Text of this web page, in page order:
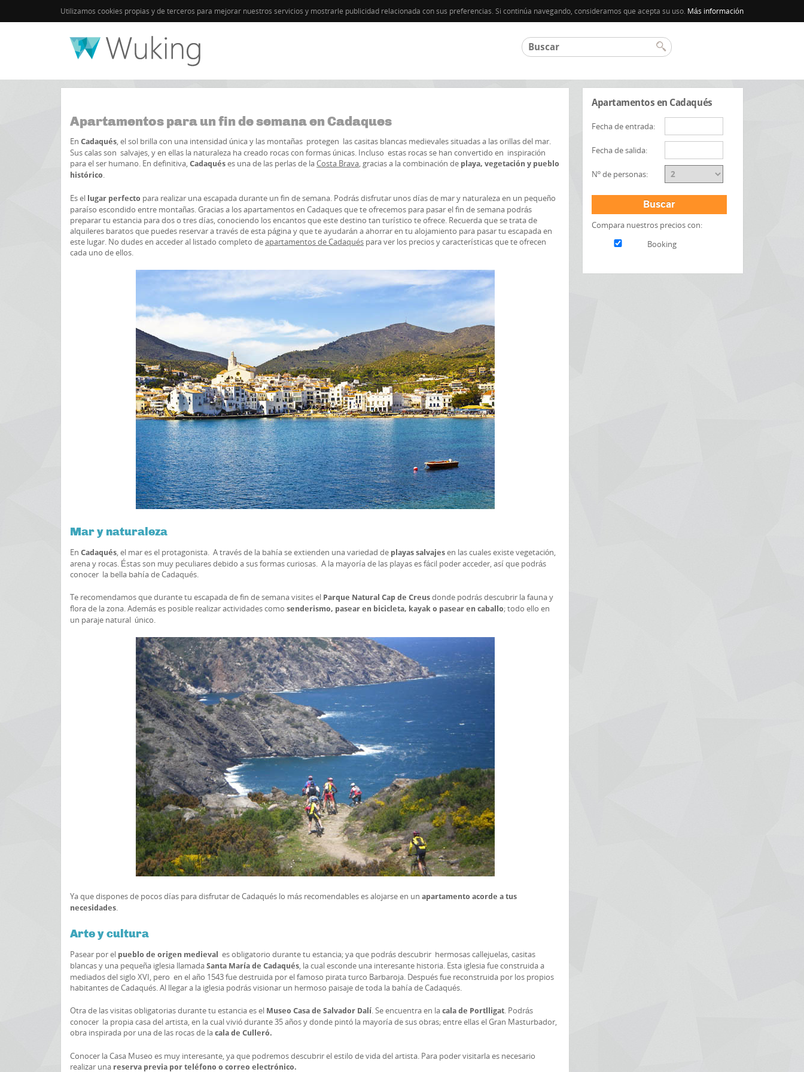
Utilizamos cookies propias y de terceros para mejorar nuestros servicios y mostrarle publicidad relacionada con sus preferencias. Si continúa navegando, consideramos que acepta su uso. Más información
Otros destinos
Apartamentos para un fin de semana en Cadaques
En Cadaqués, el sol brilla con una intensidad única y las montañas protegen las casitas blancas medievales situadas a las orillas del mar.
Sus calas son salvajes, y en ellas la naturaleza ha creado rocas con formas únicas. Incluso estas rocas se han convertido en inspiración
para el ser humano. En definitiva, Cadaqués es una de las perlas de laCosta Brava, gracias a la combinación de playa, vegetación y pueblo
histórico.
Es el lugar perfecto para realizar una escapada durante un fin de semana. Podrás disfrutar unos días de mar y naturaleza en un pequeño
paraíso escondido entre montañas. Gracias a los apartamentos en Cadaques que te ofrecemos para pasar el fin de semana podrás
preparar tu estancia para dos o tres días, conociendo los encantos que este destino tan turístico te ofrece. Recuerda que se trata de
alquileres baratos que puedes reservar a través de esta página y que te ayudarán a ahorrar en tu alojamiento para pasar tu escapada en
este lugar. No dudes en acceder al listado completo deapartamentos de Cadaqués para ver los precios y características que te ofrecen
cada uno de ellos.
Mar y naturaleza
En Cadaqués, el mar es el protagonista. A través de la bahía se extienden una variedad de playas salvajes en las cuales existe vegetación,
arena y rocas. Éstas son muy peculiares debido a sus formas curiosas. A la mayoría de las playas es fácil poder acceder, así que podrás
conocer la bella bahía de Cadaqués.
Te recomendamos que durante tu escapada de fin de semana visites el Parque Natural Cap de Creus donde podrás descubrir la fauna y
flora de la zona. Además es posible realizar actividades como senderismo, pasear en bicicleta, kayak o pasear en caballo; todo ello en
un paraje natural único.
Ya que dispones de pocos días para disfrutar de Cadaqués lo más recomendables es alojarse en un apartamento acorde a tus
necesidades.
Arte y cultura
Pasear por el pueblo de origen medieval
es obligatorio durante tu estancia; ya que podrás descubrir hermosas callejuelas, casitas
blancas y una pequeña iglesia llamada Santa María de Cadaqués, la cual esconde una interesante historia. Esta iglesia fue construida a
mediados del siglo XVI, pero en el año 1543 fue destruida por el famoso pirata turco Barbaroja. Después fue reconstruida por los propios
habitantes de Cadaqués. Al llegar a la iglesia podrás visionar un hermoso paisaje de toda la bahía de Cadaqués.
Otra de las visitas obligatorias durante tu estancia es el Museo Casa de Salvador Dalí. Se encuentra en la cala de Portlligat. Podrás
conocer la propia casa del artista, en la cual vivió durante 35 años y donde pintó la mayoría de sus obras; entre ellas el Gran Masturbador,
obra inspirada por una de las rocas de la cala de Culleró.
Conocer la Casa Museo es muy interesante, ya que podremos descubrir el estilo de vida del artista. Para poder visitarla es necesario
realizar una reserva previa por teléfono o correo electrónico.
Apartamentos en Cadaqués
Fecha de entrada:
Fecha de salida:
Nº de personas:
Buscar
Compara nuestros precios con:
Booking